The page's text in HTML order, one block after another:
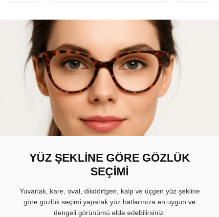
YÜZ ŞEKLİNE GÖRE GÖZLÜK
SEÇİMİ
Yuvarlak, kare, oval, dikdörtgen, kalp ve üçgen yüz şekline
göre gözlük seçimi yaparak yüz hatlarınıza en uygun ve
dengeli görünümü elde edebilirsiniz.